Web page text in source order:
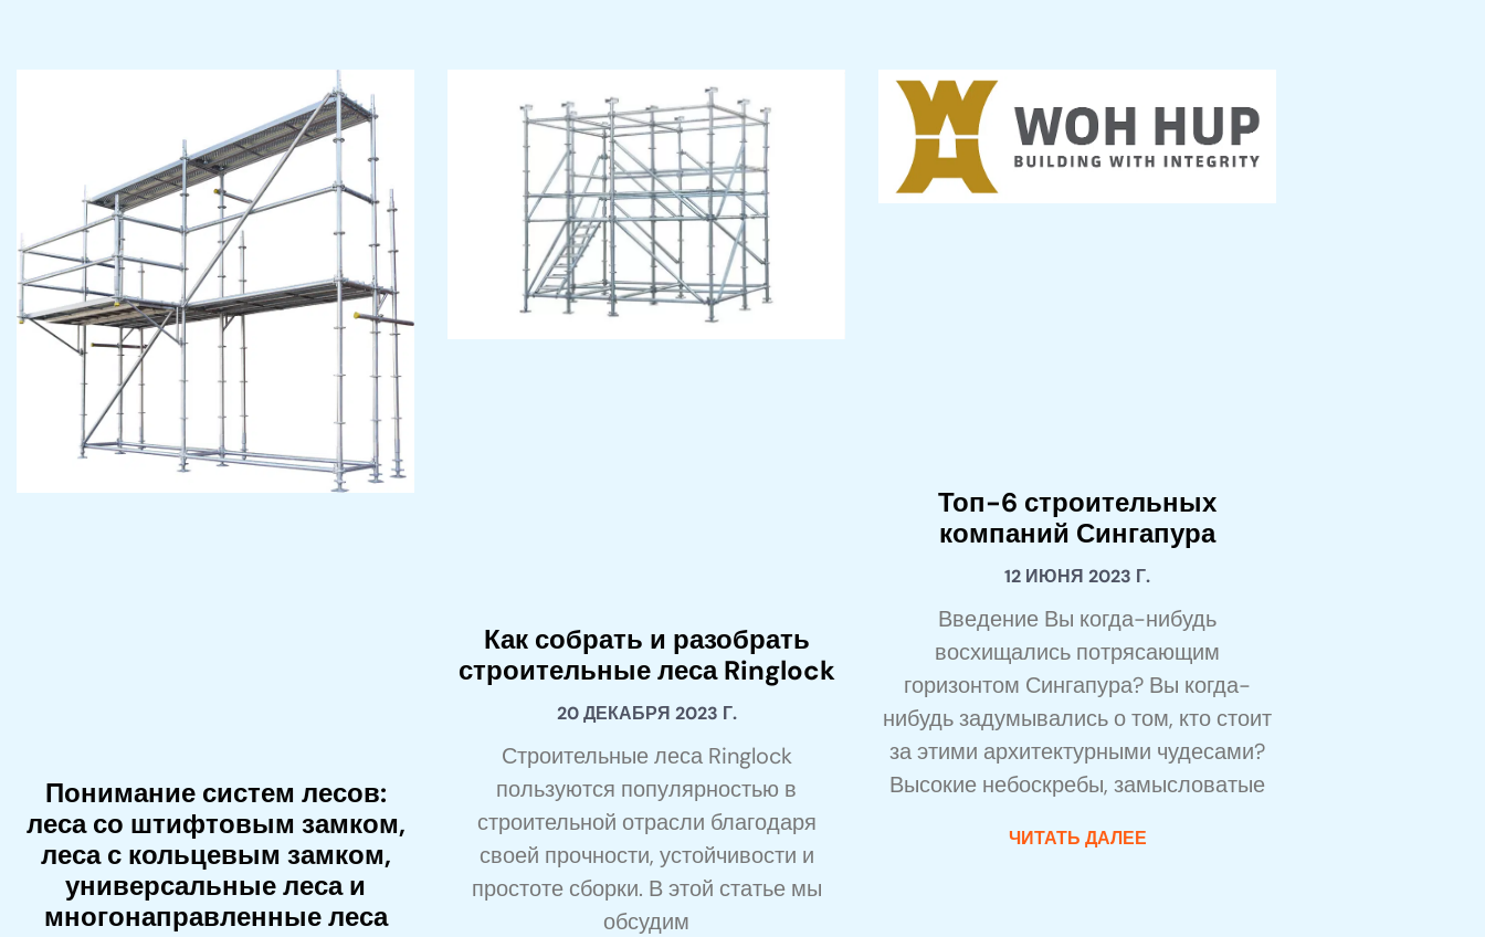
Понимание систем лесов:
леса со штифтовым замком,
леса с кольцевым замком,
универсальные леса и
многонаправленные леса
Как собрать и разобрать
строительные леса Ringlock
20 ДЕКАБРЯ 2023 Г.
Строительные леса Ringlock
пользуются популярностью в
строительной отрасли благодаря
своей прочности, устойчивости и
простоте сборки. В этой статье мы
обсудим
Топ-6 строительных
компаний Сингапура
12 ИЮНЯ 2023 Г.
Введение Вы когда-нибудь
восхищались потрясающим
горизонтом Сингапура? Вы когда-
нибудь задумывались о том, кто стоит
за этими архитектурными чудесами?
Высокие небоскребы, замысловатые
ЧИТАТЬ ДАЛЕЕ